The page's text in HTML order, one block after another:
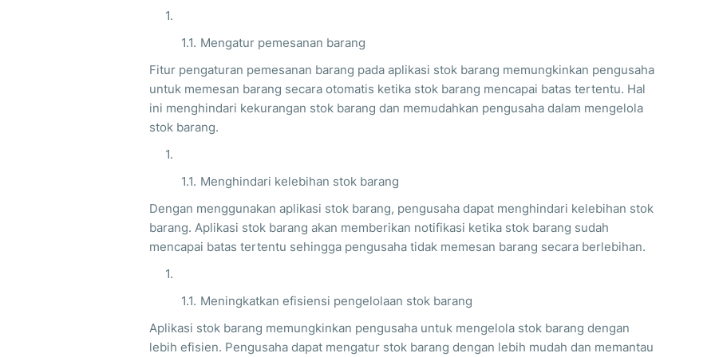
Mengatur pemesanan barang
Fitur pengaturan pemesanan barang pada aplikasi stok barang memungkinkan pengusaha
untuk memesan barang secara otomatis ketika stok barang mencapai batas tertentu. Hal
ini menghindari kekurangan stok barang dan memudahkan pengusaha dalam mengelola
stok barang.
Menghindari kelebihan stok barang
Dengan menggunakan aplikasi stok barang, pengusaha dapat menghindari kelebihan stok
barang. Aplikasi stok barang akan memberikan notifikasi ketika stok barang sudah
mencapai batas tertentu sehingga pengusaha tidak memesan barang secara berlebihan.
Meningkatkan efisiensi pengelolaan stok barang
Aplikasi stok barang memungkinkan pengusaha untuk mengelola stok barang dengan
lebih efisien. Pengusaha dapat mengatur stok barang dengan lebih mudah dan memantau